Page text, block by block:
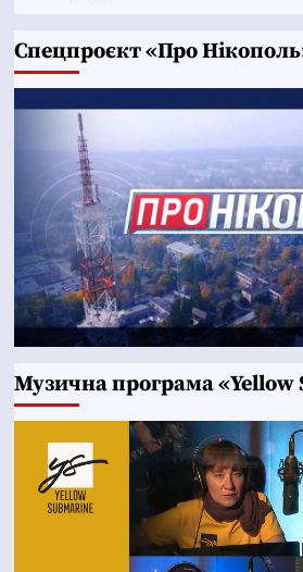
Cпецпроєкт «Про
Музична програма «Yellow